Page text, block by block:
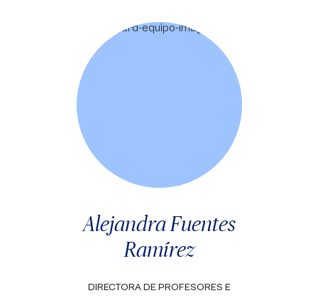
Alejandra Fuentes
Ramírez
DIRECTORA DE PROFESORES E